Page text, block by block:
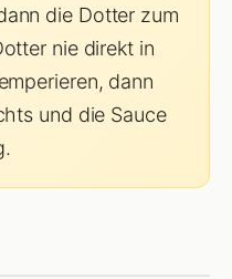
die Dotter zum
nie direkt in
dann
und die Sauce